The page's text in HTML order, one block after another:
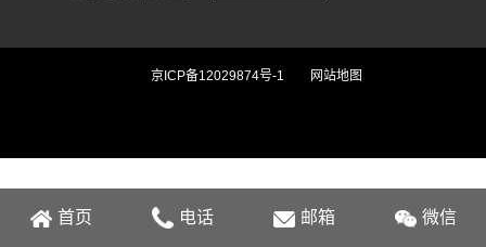
京ICP备12029874号-1 网站地图
首页 电话 邮箱 微信